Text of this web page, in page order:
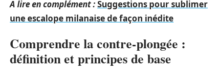
A lire en complément :Suggestions pour sublimer
une escalope milanaise de façon inédite
Comprendre la contre-plongée :
définition et principes de base